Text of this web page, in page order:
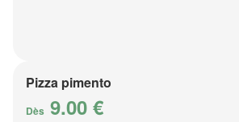
Pizza pimento
Dès 9.00 €